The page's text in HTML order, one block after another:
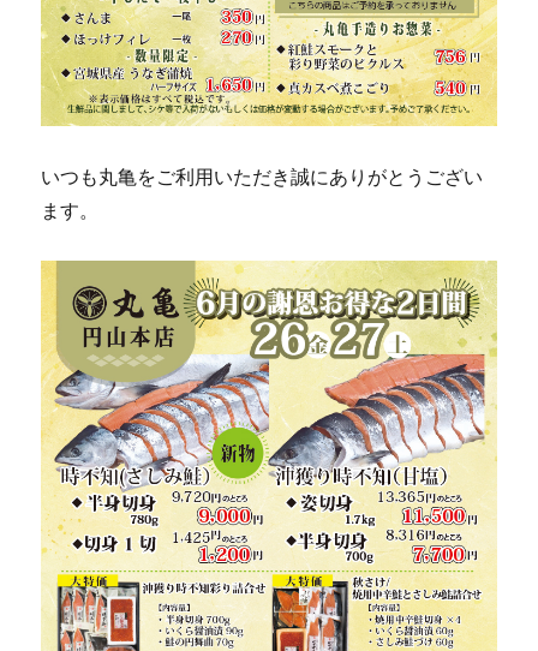
いつも丸亀をご利用いただき誠にありがとうござい
ます。